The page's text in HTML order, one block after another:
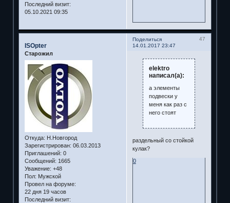
Последний визит:
05.10.2021 09:35
Поделиться
47
14.01.2017 23:47
ISOpter
Старожил
Откуда: Н.Новгород
Зарегистрирован: 06.03.2013
Приглашений: 0
Сообщений: 1665
Уважение: +48
Пол: Мужской
Провел на форуме:
22 дня 19 часов
Последний визит:
elektro
написал(а):
а элементы
подвески у
меня как раз с
него стоят
раздельный со стойкой
кулак?
0